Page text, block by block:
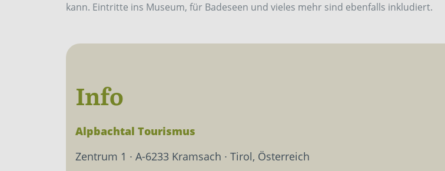
kann. Eintritte ins Museum, für Badeseen und vieles mehr sind ebenfalls inkludiert.
Info
Alpbachtal Tourismus
Zentrum 1 ∙ A-6233 Kramsach ∙ Tirol, Österreich